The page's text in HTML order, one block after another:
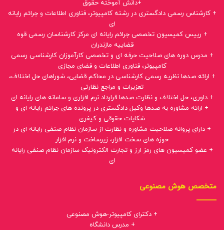
+دانش آموخته حقوق
+ کارشناس رسمی دادگستری در رشته کامپیوتر، فناوری اطلاعات و جرائم رایانه
ای
+ رییس کمیسیون تخصصی جرائم رایانه ای مرکز کارشناسان رسمی قوه
قضاییه مازندران
+ مدرس دوره های صلاحیت حرفه ای و تخصصی کارآموزان کارشناسی رسمی
کامپیوتر، فناوری اطلاعات و فضای مجازی
+ ارائه صدها نظریه رسمی کارشناسی در محاکم قضایی، شوراهای حل اختلاف،
تعزیرات و مراجع نظارتی
+ داوری، حل اختلاف و نظارت صدها قرارداد نرم افزاری و سامانه های رایانه ای
+ ارائه مشاوره به صدها وکیل دادگستری در پرونده های جرائم رایانه ای و
شکایات حقوقی و کیفری
+ دارای پروانه صلاحیت مشاوره و نظارت از سازمان نظام صنفی رایانه ای در
حوزه های سخت افزار، زیرساخت و نرم افزار
+ عضو کمیسیون های رمز ارز و تجارت الکترونیک سازمان نظام صنفی رایانه
ای
متخصص هوش مصنوعی
+ دکترای کامپیوتر-هوش مصنوعی
+ مدرس دانشگاه